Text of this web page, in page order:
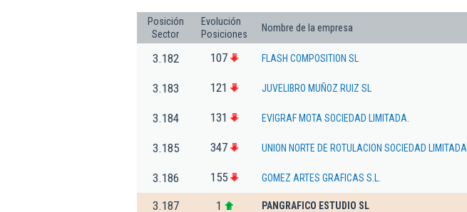
Posición
Sector
Evolución
Posiciones
Nombre de la empresa
3.182 107 FLASH COMPOSITION SL
3.183 121 JUVELIBRO MUÑOZ RUIZ SL
3.184 131 EVIGRAF MOTA SOCIEDAD LIMITADA.
3.185 347 UNION NORTE DE ROTULACION SOCIEDAD LIMITADA.
3.186 155 GOMEZ ARTES GRAFICAS S.L.
3.187 1 PANGRAFICO ESTUDIO SL